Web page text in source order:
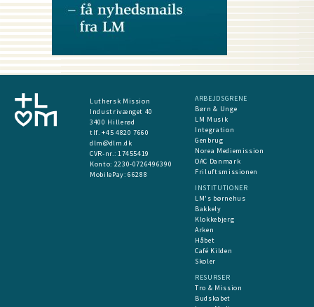
Luthersk Mission
Industrivænget 40
3400 Hillerød
tlf. +45 4820 7660
dlm@dlm.dk
CVR-nr.: 17455419
​Konto: 2230-0726496390
MobilePay:66288
ARBEJDSGRENE
Børn & Unge
LM Musik
Integration
Genbrug
Norea Mediemission
OAC Danmark
Friluftsmissionen
INSTITUTIONER
LM's børnehus
Bakkely
Klokkebjerg
Arken
Håbet
Café Kilden
Skoler
RESURSER
Tro & Mission
Budskabet